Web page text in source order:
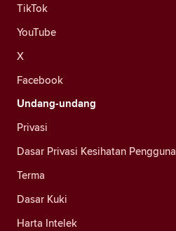
TikTok
YouTube
X
Facebook
Undang-undang
Privasi
Dasar Privasi Kesihatan Pengguna
Terma
Dasar Kuki
Harta Intelek